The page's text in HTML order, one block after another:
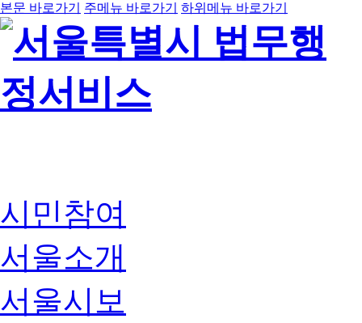
본문 바로가기 주메뉴 바로가기 하위메뉴 바로가기
시민참여
서울소개
서울시보